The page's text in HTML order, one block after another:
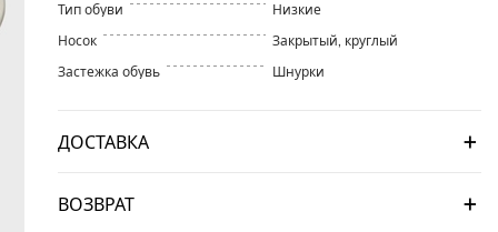
Тип обуви
Низкие
Носок
Закрытый, круглый
Застежка обувь
Шнурки
ДОСТАВКА
ВОЗВРАТ